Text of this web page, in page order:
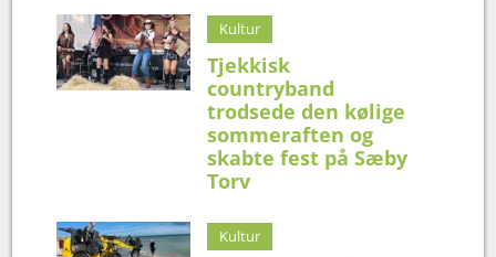
Kultur
Tjekkisk
countryband
trodsede den kølige
sommeraften og
skabte fest på Sæby
Torv
Kultur